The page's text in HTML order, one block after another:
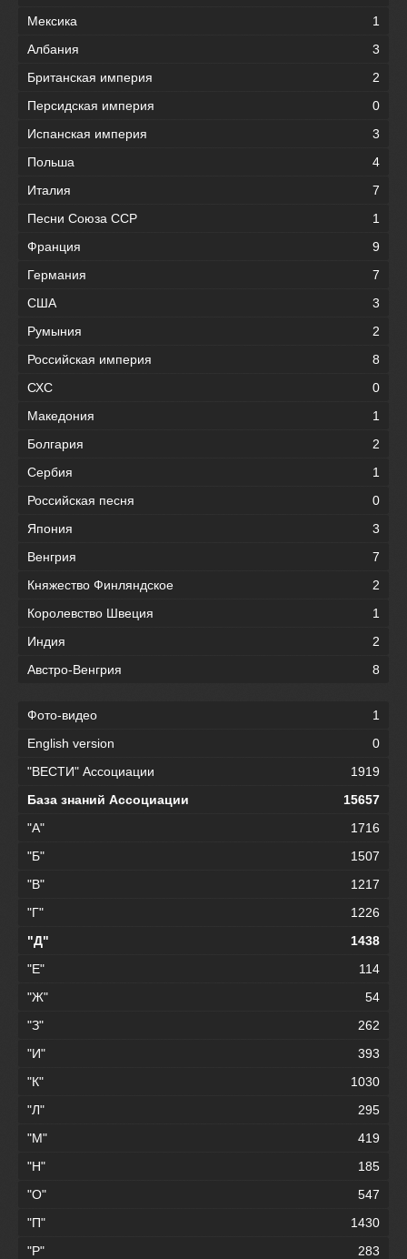
Мексика
1
Албания
3
Британская империя
2
Персидская империя
0
Испанская империя
3
Польша
4
Италия
7
Песни Союза ССР
1
Франция
9
Германия
7
США
3
Румыния
2
Российская империя
8
СХС
0
Македония
1
Болгария
2
Сербия
1
Российская песня
0
Япония
3
Венгрия
7
Княжество Финляндское
2
Королевство Швеция
1
Индия
2
Австро-Венгрия
8
Фото-видео
1
English version
0
"ВЕСТИ" Ассоциации
1919
База знаний Ассоциации
15657
"А"
1716
"Б"
1507
"В"
1217
"Г"
1226
"Д"
1438
"Е"
114
"Ж"
54
"З"
262
"И"
393
"К"
1030
"Л"
295
"М"
419
"Н"
185
"О"
547
"П"
1430
"Р"
283